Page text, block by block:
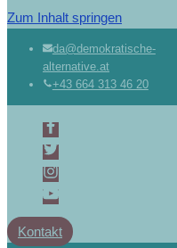
Zum Inhalt springen
da@demokratische-
alternative.at
+43 664 313 46 20
Kontakt